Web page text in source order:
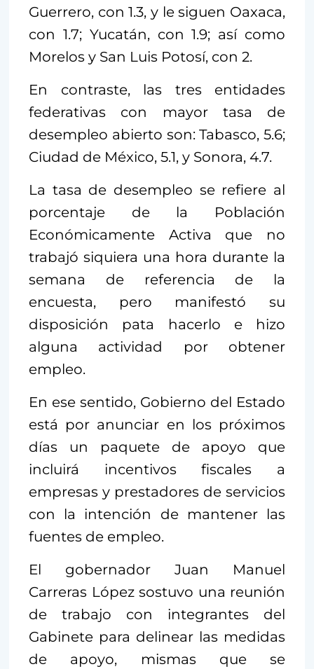
Guerrero, con 1.3, y le siguen Oaxaca,
con 1.7; Yucatán, con 1.9; así como
Morelos y San Luis Potosí, con 2.
En contraste, las tres entidades
federativas con mayor tasa de
desempleo abierto son: Tabasco, 5.6;
Ciudad de México, 5.1, y Sonora, 4.7.
La tasa de desempleo se refiere al
porcentaje de la Población
Económicamente Activa que no
trabajó siquiera una hora durante la
semana de referencia de la
encuesta, pero manifestó su
disposición pata hacerlo e hizo
alguna actividad por obtener
empleo.
En ese sentido, Gobierno del Estado
está por anunciar en los próximos
días un paquete de apoyo que
incluirá incentivos fiscales a
empresas y prestadores de servicios
con la intención de mantener las
fuentes de empleo.
El gobernador Juan Manuel
Carreras López sostuvo una reunión
de trabajo con integrantes del
Gabinete para delinear las medidas
de apoyo, mismas que se